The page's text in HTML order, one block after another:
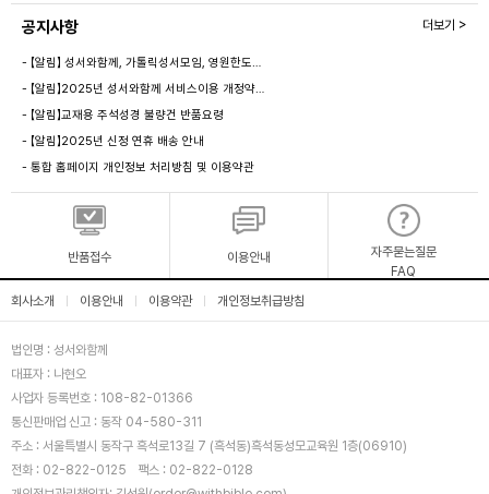
공지사항
- 【알림】 성서와함께, 가톨릭성서모임, 영원한도…
- 【알림】2025년 성서와함께 서비스이용 개정약…
- 【알림】교재용 주석성경 불량건 반품요령
- 【알림】2025년 신정 연휴 배송 안내
- 통합 홈페이지 개인정보 처리방침 및 이용약관
더보기 >
반품접수 이용안내
자주묻는질문
FAQ
회사소개
이용안내 이용약관 개인정보취급방침
법인명 : 성서와함께
대표자 : 나현오
사업자 등록번호 : 108-82-01366
통신판매업 신고 : 동작 04-580-311
주소 : 서울특별시 동작구 흑석로13길 7 (흑석동)흑석동성모교육원 1층(06910)
전화 : 02-822-0125
팩스 : 02-822-0128